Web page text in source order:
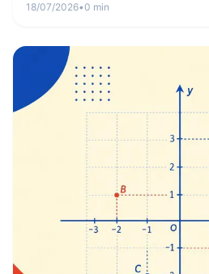
18/07/2026•0 min